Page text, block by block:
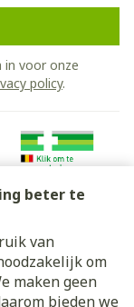
beter te
van
om
maken geen
bieden we
in voor onze
policy.